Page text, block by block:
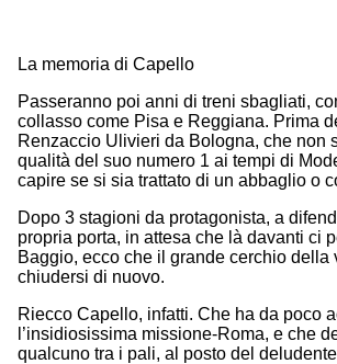
La memoria di Capello
Passeranno poi anni di treni sbagliati,
collasso come Pisa e Reggiana. Prima
Renzaccio Ulivieri da Bologna, che non
qualità del suo numero 1 ai tempi di
capire se si sia trattato di un abbaglio o
Dopo 3 stagioni da protagonista, a
propria porta, in attesa che là davanti ci
Baggio, ecco che il grande cerchio della
chiudersi di nuovo.
Riecco Capello, infatti. Che ha da poco
l’insidiosissima missione-Roma, e che
qualcuno tra i pali, al posto del